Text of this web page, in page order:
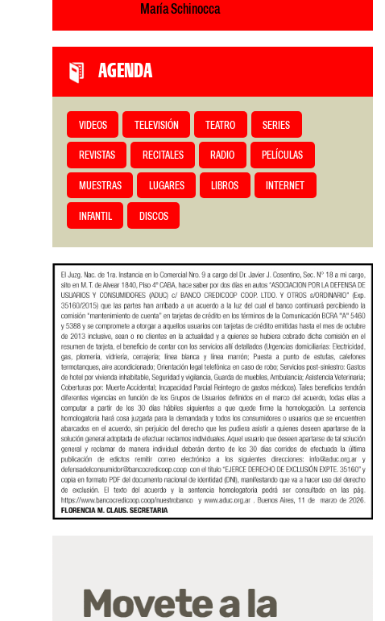
María Schinocca
AGENDA
VIDEOS TELEVISIÓN TEATRO SERIES
REVISTAS RECITALES RADIO PELÍCULAS
MUESTRAS LUGARES LIBROS INTERNET
INFANTIL DISCOS